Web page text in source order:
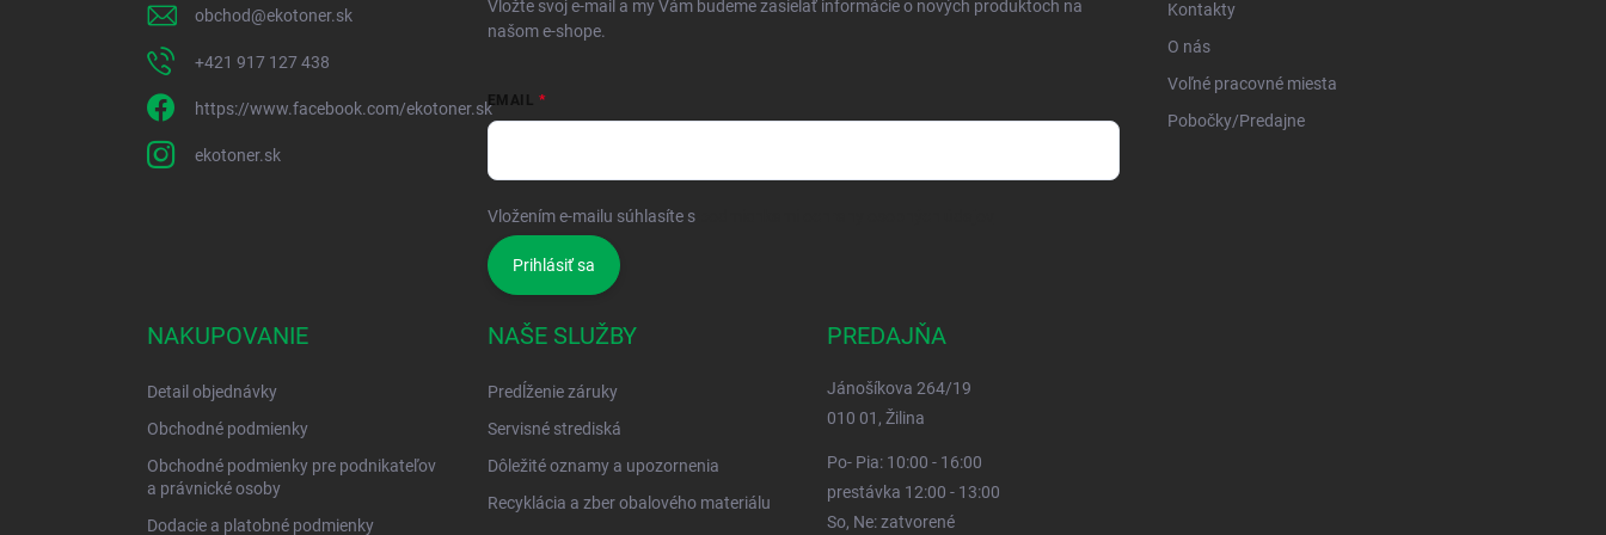
obchod@ekotoner.sk
+421 917 127 438
https://www.facebook.com/ekotoner.sk
ekotoner.sk
Vložte svoj e-mail a my Vám budeme zasielať informácie o nových produktoch na
našom e-shope.
EMAIL
Vložením e-mailu súhlasíte s
Prihlásiť sa
Kontakty
O nás
Voľné pracovné miesta
Pobočky/Predajne
NAKUPOVANIE
Detail objednávky
Obchodné podmienky
Obchodné podmienky pre podnikateľov
a právnické osoby
Dodacie a platobné podmienky
NAŠE SLUŽBY
Predĺženie záruky
Servisné strediská
Dôležité oznamy a upozornenia
Recyklácia a zber obalového materiálu
PREDAJŇA
Jánošíkova 264/19
010 01, Žilina
Po- Pia: 10:00 - 16:00
prestávka 12:00 - 13:00
So, Ne: zatvorené